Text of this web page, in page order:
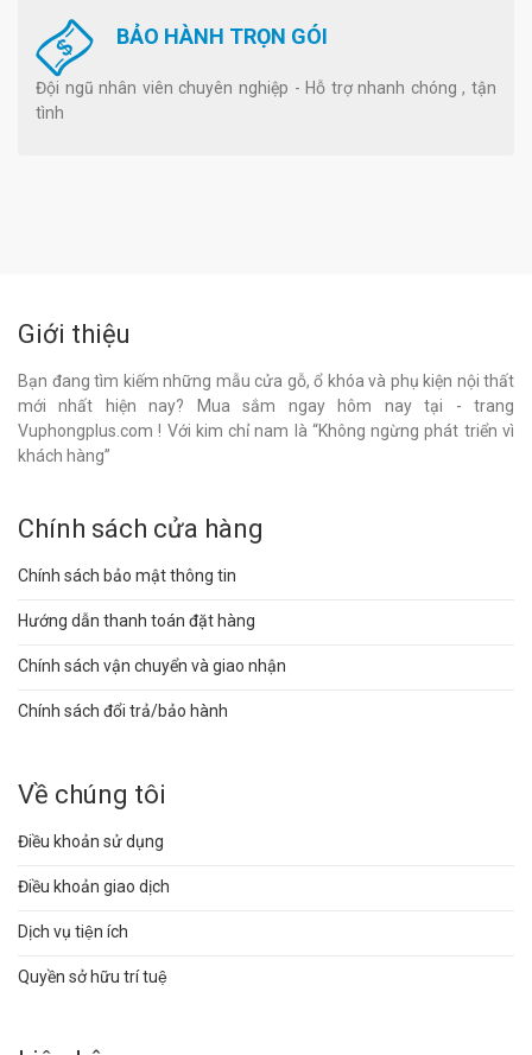
BẢO HÀNH TRỌN GÓI
Đội ngũ nhân viên chuyên nghiệp - Hỗ trợ nhanh chóng , tận
tình
Giới thiệu
Bạn đang tìm kiếm những mẫu cửa gỗ, ổ khóa và phụ kiện nội thất
mới nhất hiện nay? Mua sắm ngay hôm nay tại - trang
Vuphongplus.com ! Với kim chỉ nam là “Không ngừng phát triển vì
khách hàng”
Chính sách cửa hàng
Chính sách bảo mật thông tin
Hướng dẫn thanh toán đặt hàng
Chính sách vận chuyển và giao nhận
Chính sách đổi trả/bảo hành
Về chúng tôi
Điều khoản sử dụng
Điều khoản giao dịch
Dịch vụ tiện ích
Quyền sở hữu trí tuệ